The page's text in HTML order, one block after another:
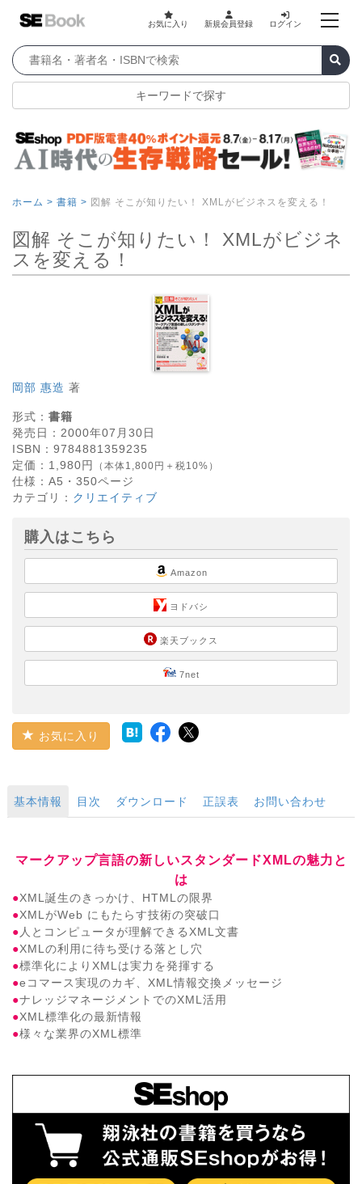
お気に入り 新規会員登録 ログイン
キーワードで探す
ホーム > 書籍 > 図解 そこが知りたい！ XMLがビジネスを変える！
図解 そこが知りたい！ XMLがビジネ
スを変える！
岡部 惠造 著
形式： 書籍
発売日： 2000年07月30日
ISBN： 9784881359235
定価： 1,980円 （本体1,800円＋税10%）
仕様： A5・ 350ページ
カテゴリ： クリエイティブ
購入はこちら
Amazon
ヨドバシ
楽天ブックス
7net
お気に入り
基本情報 目次 ダウンロード 正誤表 お問い合わせ
マークアップ言語の新しいスタンダードXMLの魅力と
は
●XML誕生のきっかけ、HTMLの限界
●XMLがWeb にもたらす技術の突破口
● 人とコンピュータが理解できるXML文書
●XMLの利用に待ち受ける落とし穴
●標準化によりXMLは実力を発揮する
●eコマース実現のカギ、XML情報交換メッセージ
●ナレッジマネージメントでのXML活用
●XML標準化の最新情報
●様々な業界のXML標準